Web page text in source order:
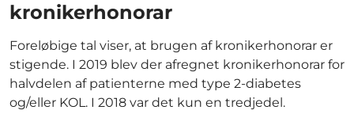
kronikerhonorar
Foreløbige tal viser, at brugen af kronikerhonorar er
stigende. I 2019 blev der afregnet kronikerhonorar for
halvdelen af patienterne med type 2-diabetes
og/eller KOL. I 2018 var det kun en tredjedel.